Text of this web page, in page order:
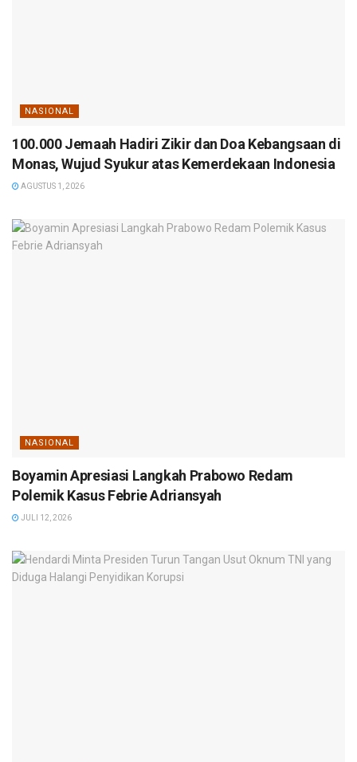
NASIONAL
100.000 Jemaah Hadiri Zikir dan Doa Kebangsaan di
Monas, Wujud Syukur atas Kemerdekaan Indonesia
AGUSTUS 1, 2026
NASIONAL
Boyamin Apresiasi Langkah Prabowo Redam
Polemik Kasus Febrie Adriansyah
JULI 12, 2026